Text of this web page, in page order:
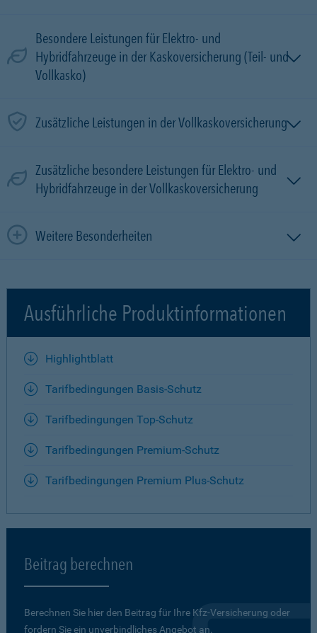
Besondere Leistungen für Elektro- und
Hybridfahrzeuge in der Kaskoversicherung (Teil- und
Vollkasko)
Zusätzliche Leistungen in der Vollkaskoversicherung
Zusätzliche besondere Leistungen für Elektro- und
Hybridfahrzeuge in der Vollkaskoversicherung
Weitere Besonderheiten
Ausführliche Produktinformationen
Highlightblatt
Tarifbedingungen Basis-Schutz
Tarifbedingungen Top-Schutz
Tarifbedingungen Premium-Schutz
Tarifbedingungen Premium Plus-Schutz
Beitrag berechnen
Berechnen Sie hier den Beitrag für Ihre Kfz-Versicherung oder
fordern Sie ein unverbindliches Angebot an.